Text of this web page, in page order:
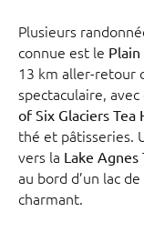
Plusieurs
connue est le Plain
13 km aller-retour
spectaculaire,
of Six Glaciers Tea
thé et pâtisseries.
vers la Lake Agnes
au bord d’un lac
charmant.